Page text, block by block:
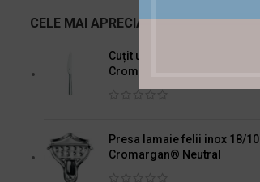
CELE MAI APRECIATE
Cuțit unt WMF Base
Cromargan 18/10
Presa lamaie felii inox 18/10
Cromargan® Neutral